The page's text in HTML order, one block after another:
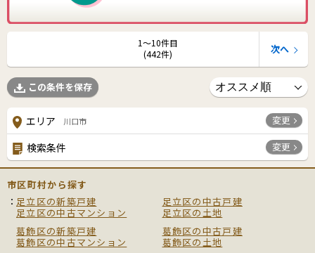
1〜10件目
(442件)
次へ
この条件を保存
エリア 川口市 変更
検索条件 変更
市区町村から探す
足立区の新築戸建
足立区の中古戸建
足立区の中古マンション
足立区の土地
葛飾区の新築戸建
葛飾区の中古戸建
葛飾区の中古マンション
葛飾区の土地